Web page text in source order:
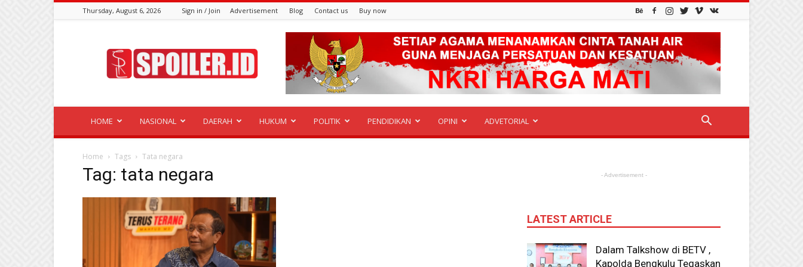
Thursday, August 6, 2026 Sign in / Join Advertisement Blog Contact us Buy now
HOME NASIONAL DAERAH HUKUM POLITIK PENDIDIKAN OPINI ADVETORIAL
Home Tags Tata negara
Tag: tata negara - Advertisement -
LATEST ARTICLE
Dalam Talkshow di BETV ,
Kapolda Bengkulu Tegaskan